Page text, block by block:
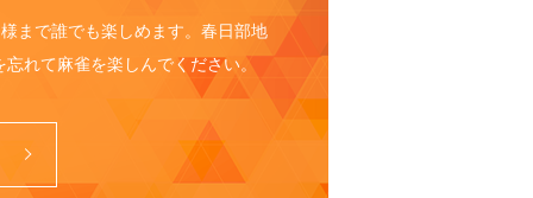
まで誰でも楽しめます。春日部地
れて麻雀を楽しんでください。